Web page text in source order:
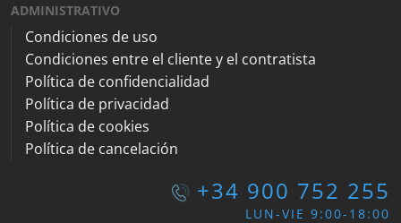
ADMINISTRATIVO
Condiciones de uso
Condiciones entre el cliente y el contratista
Política de confidencialidad
Política de privacidad
Política de cookies
Política de cancelación
+34 900 752 255
LUN-VIE 9:00-18:00